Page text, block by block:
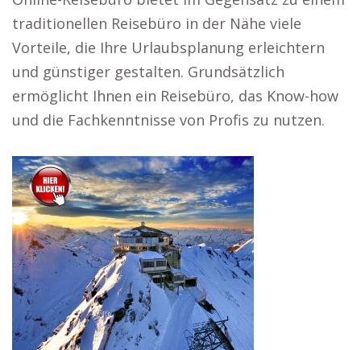
traditionellen Reisebüro in der Nähe viele
Vorteile, die Ihre Urlaubsplanung erleichtern
und günstiger gestalten. Grundsätzlich
ermöglicht Ihnen ein Reisebüro, das Know-how
und die Fachkenntnisse von Profis zu nutzen.